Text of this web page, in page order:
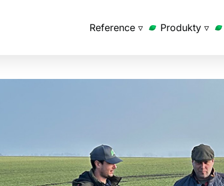
Reference ▿ Produkty ▿